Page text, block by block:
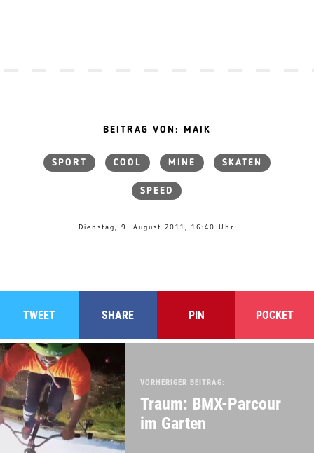
BEITRAG VON: MAIK
SPORT COOL MINE SKATEN
SPEED
Dienstag, 9. August 2011, 16:40 Uhr
TWEET SHARE PIN POCKET
VORHERIGER BEITRAG:
Traum: BMX-Parcour
im Garten